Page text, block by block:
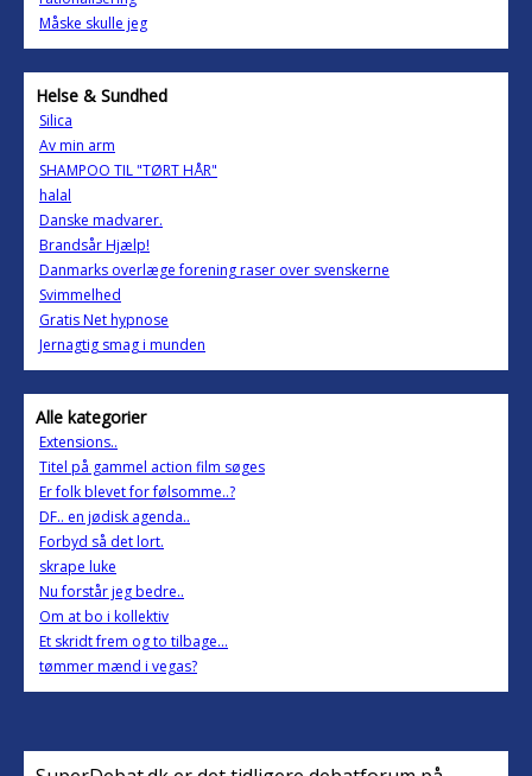
Måske skulle jeg
Helse & Sundhed
Silica
Av min arm
SHAMPOO TIL "TØRT HÅR"
halal
Danske madvarer.
Brandsår Hjælp!
Danmarks overlæge forening raser over svenskerne
Svimmelhed
Gratis Net hypnose
Jernagtig smag i munden
Alle kategorier
Extensions..
Titel på gammel action film søges
Er folk blevet for følsomme..?
DF.. en jødisk agenda..
Forbyd så det lort.
skrape luke
Nu forstår jeg bedre..
Om at bo i kollektiv
Et skridt frem og to tilbage...
tømmer mænd i vegas?